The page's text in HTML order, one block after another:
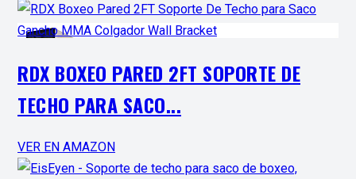
RDX BOXEO PARED 2FT SOPORTE DE
TECHO PARA SACO...
VER EN AMAZON